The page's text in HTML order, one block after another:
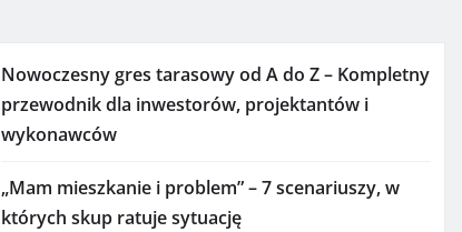
Nowoczesny gres tarasowy od A do Z – Kompletny
przewodnik dla inwestorów, projektantów i
wykonawców
„Mam mieszkanie i problem” – 7 scenariuszy, w
których skup ratuje sytuację